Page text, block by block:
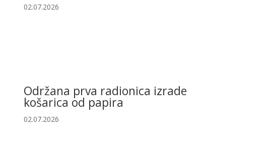
02.07.2026
Održana prva radionica izrade
košarica od papira
02.07.2026